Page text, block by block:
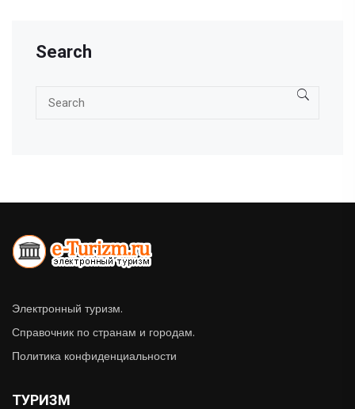
Search
Электронный туризм.
Справочник по странам и городам.
Политика конфиденциальности
ТУРИЗМ